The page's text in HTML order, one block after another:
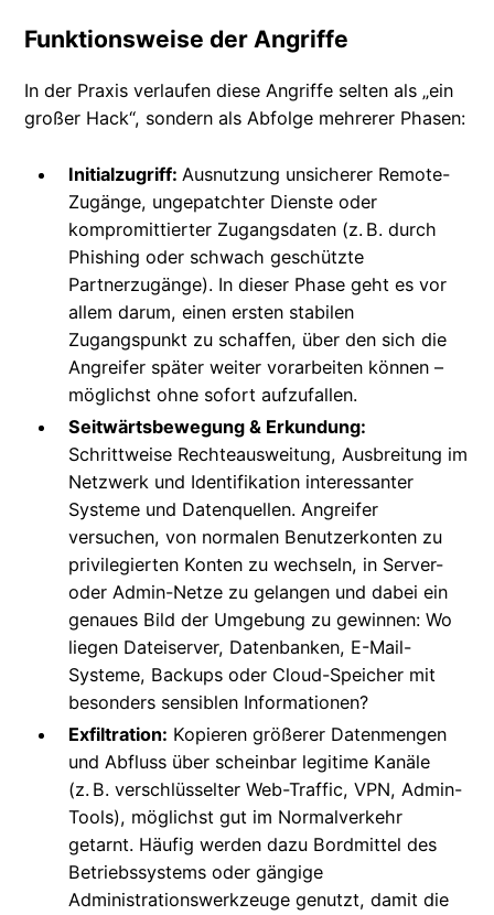
Funktionsweise der Angriffe
In der Praxis verlaufen diese Angriffe selten als „ein
großer Hack“, sondern als Abfolge mehrerer Phasen:
Initialzugriff: Ausnutzung unsicherer Remote-
Zugänge, ungepatchter Dienste oder
kompromittierter Zugangsdaten (z. B. durch
Phishing oder schwach geschützte
Partnerzugänge). In dieser Phase geht es vor
allem darum, einen ersten stabilen
Zugangspunkt zu schaffen, über den sich die
Angreifer später weiter vorarbeiten können –
möglichst ohne sofort aufzufallen.
Seitwärtsbewegung & Erkundung:
Schrittweise Rechteausweitung, Ausbreitung im
Netzwerk und Identifikation interessanter
Systeme und Datenquellen. Angreifer
versuchen, von normalen Benutzerkonten zu
privilegierten Konten zu wechseln, in Server-
oder Admin-Netze zu gelangen und dabei ein
genaues Bild der Umgebung zu gewinnen: Wo
liegen Dateiserver, Datenbanken, E-Mail-
Systeme, Backups oder Cloud-Speicher mit
besonders sensiblen Informationen?
Exfiltration: Kopieren größerer Datenmengen
und Abfluss über scheinbar legitime Kanäle
(z. B. verschlüsselter Web-Traffic, VPN, Admin-
Tools), möglichst gut im Normalverkehr
getarnt. Häufig werden dazu Bordmittel des
Betriebssystems oder gängige
Administrationswerkzeuge genutzt, damit die